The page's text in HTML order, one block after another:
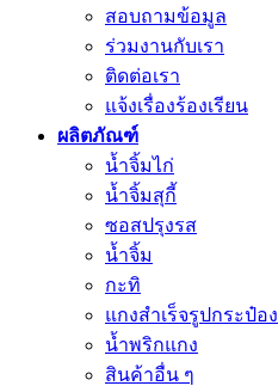
สอบถามข้อมูล
ร่วมงานกับเรา
ติดต่อเรา
แจ้งเรื่องร้องเรียน
ผลิตภัณฑ์
น้ำจิ้มไก่
น้ำจิ้มสุกี้
ซอสปรุงรส
น้ำจิ้ม
กะทิ
แกงสำเร็จรูปกระป๋อง
น้ำพริกแกง
สินค้าอื่น ๆ